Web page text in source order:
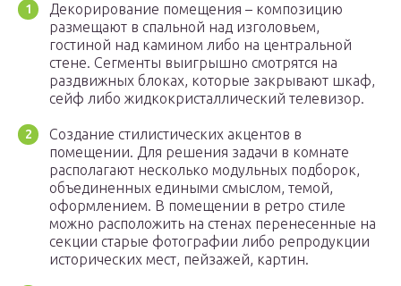
Декорирование помещения – композицию
размещают в спальной над изголовьем,
гостиной над камином либо на центральной
стене. Сегменты выигрышно смотрятся на
раздвижных блоках, которые закрывают шкаф,
сейф либо жидкокристаллический телевизор.
Создание стилистических акцентов в
помещении. Для решения задачи в комнате
располагают несколько модульных подборок,
объединенных едиными смыслом, темой,
оформлением. В помещении в ретро стиле
можно расположить на стенах перенесенные на
секции старые фотографии либо репродукции
исторических мест, пейзажей, картин.